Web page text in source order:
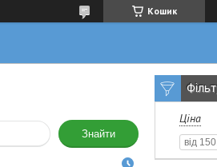
Кошик
Знайти
Ціна